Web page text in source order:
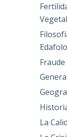
Vegetal
La